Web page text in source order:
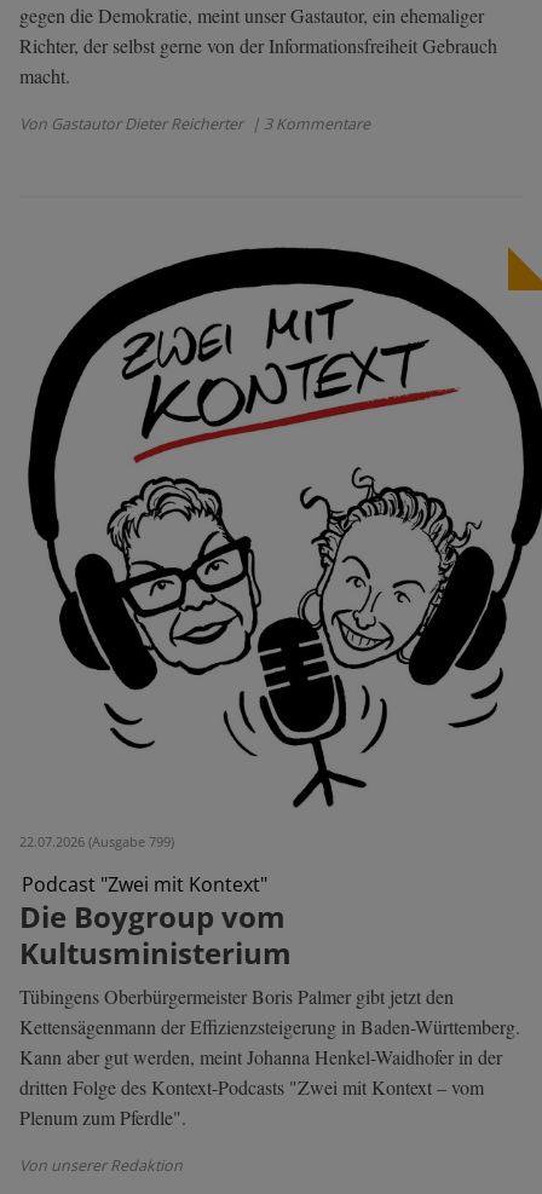
gegen die Demokratie, meint unser Gastautor, ein ehemaliger
Richter, der selbst gerne von der Informationsfreiheit Gebrauch
macht.
Von Gastautor Dieter Reicherter | 3 Kommentare
22.07.2026 (Ausgabe 799)
Podcast "Zwei mit Kontext"
Die Boygroup vom
Kultusministerium
Tübingens Oberbürgermeister Boris Palmer gibt jetzt den
Kettensägenmann der Effizienzsteigerung in Baden-Württemberg.
Kann aber gut werden, meint Johanna Henkel-Waidhofer in der
dritten Folge des Kontext-Podcasts "Zwei mit Kontext – vom
Plenum zum Pferdle".
Von unserer Redaktion